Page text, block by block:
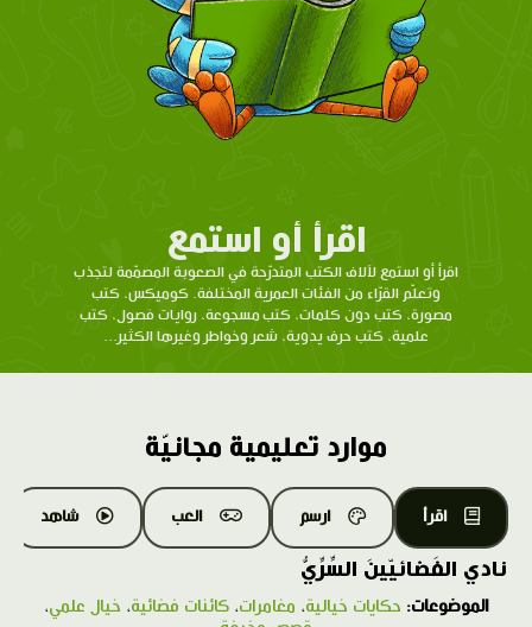
اقرأ أو استمع
اقرأ أو استمع لآلاف الكتب المتدرّحة في الصعوبة المصمّمة لتجذب
وتعلّم القرّاء من الفئات العمرية المختلفة. كوميكس، كتب
مصورة، كتب دون كلمات، كتب مسجوعة، روايات فصول، كتب
علمية، كتب حرف يدوية، شعر وخواطر وغيرها الكثير...
موارد تعليمية مجانيّة
اقرأ ارسم العب شاهد
نادي الفَضائيّينَ السِّرِّيُّ
الموضوعات: حكايات خيالية، مغامرات، كائنات فضائية، خيال علمي،